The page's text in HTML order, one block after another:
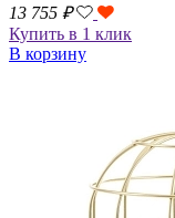
13 755 ₽
Купить в 1 клик
В корзину